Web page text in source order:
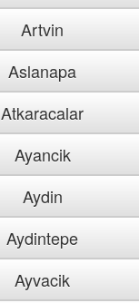
Artvin
Aslanapa
Atkaracalar
Ayancik
Aydin
Aydintepe
Ayvacik